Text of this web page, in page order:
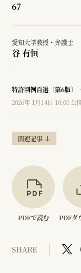
67
愛知大学教授・弁護士
谷 有恒
特許判例百選〔第6版〕
2026年 1月14日 10:00 公
関連記事
PDFで読む PDFダ
SHARE